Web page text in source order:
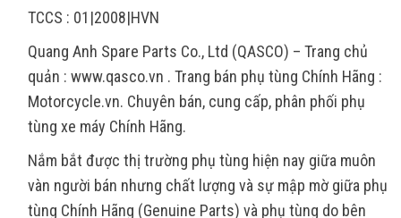
TCCS : 01|2008|HVN
Quang Anh Spare Parts Co., Ltd (QASCO) – Trang chủ
quản : www.qasco.vn . Trang bán phụ tùng Chính Hãng :
Motorcycle.vn. Chuyên bán, cung cấp, phân phối phụ
tùng xe máy Chính Hãng.
Nắm bắt được thị trường phụ tùng hiện nay giữa muôn
vàn người bán nhưng chất lượng và sự mập mờ giữa phụ
tùng Chính Hãng (Genuine Parts) và phụ tùng do bên